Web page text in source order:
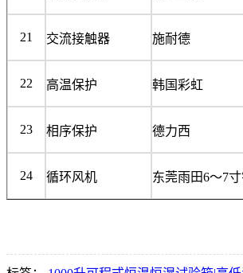
21 交流接触器 施耐德
22 高温保护 韩国彩虹
23 相序保护 德力西
24 循环风机 东莞雨田6～7